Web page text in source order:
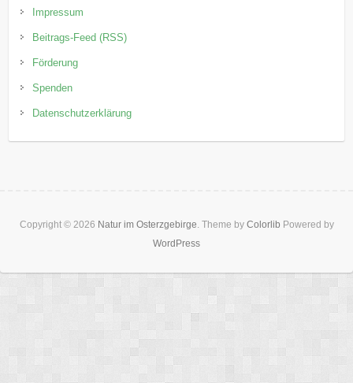
Impressum
Beitrags-Feed (RSS)
Förderung
Spenden
Datenschutzerklärung
Copyright © 2026 Natur im Osterzgebirge. Theme by Colorlib Powered by
WordPress